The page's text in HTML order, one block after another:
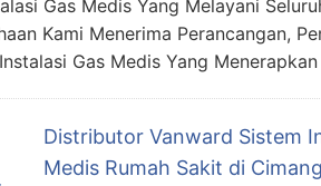
Gas Medis Yang Melayani
Kami Menerima Perancangan,
Gas Medis Yang
Distributor Vanward Sistem
Medis Rumah Sakit di